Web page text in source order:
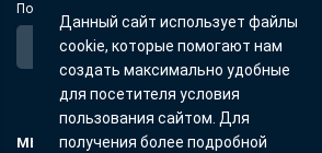
Получайте только полезные статьи!
МЫ В СОЦСЕТЯХ:
Данный сайт использует файлы
cookie, которые помогают нам
создать максимально удобные
для посетителя условия
пользования сайтом. Для
получения более подробной